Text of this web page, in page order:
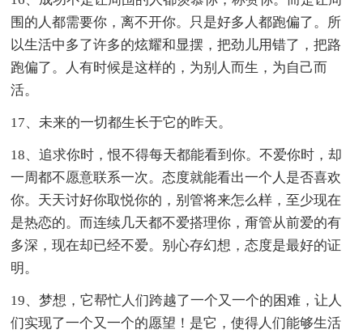
围的人都需要你，离不开你。只是好多人都跑偏了。所
以生活中多了许多的炫耀和显摆，把劲儿用错了，把路
跑偏了。人有时候是这样的，为别人而生，为自己而
活。
17、未来的一切都生长于它的昨天。
18、追求你时，恨不得每天都能看到你。不爱你时，却
一周都不愿意联系一次。态度就能看出一个人是否喜欢
你。天天讨好你取悦你的，别管将来怎么样，至少现在
是热恋的。而连续几天都不爱搭理你，甭管从前爱的有
多深，现在却已经不爱。别心存幻想，态度是最好的证
明。
19、梦想，它帮忙人们跨越了一个又一个的困难，让人
们实现了一个又一个的愿望！是它，使得人们能够生活